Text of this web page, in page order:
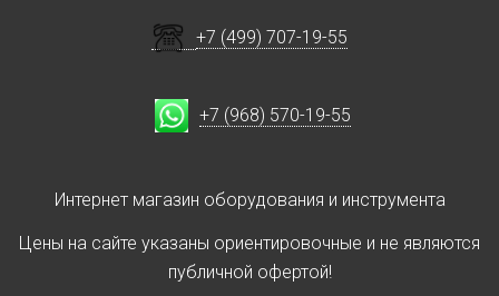
+7 (499) 707-19-55
+7 (968) 570-19-55
Интернет магазин оборудования и инструмента
Цены на сайте указаны ориентировочные и не являются
публичной офертой!